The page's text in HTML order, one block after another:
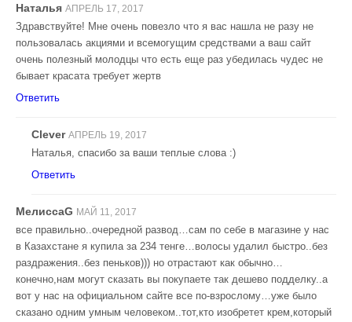
Наталья АПРЕЛЬ 17, 2017
Здравствуйте! Мне очень повезло что я вас нашла не разу не
пользовалась акциями и всемогущим средствами а ваш сайт
очень полезный молодцы что есть еще раз убедилась чудес не
бывает красата требует жертв
Ответить
Clever АПРЕЛЬ 19, 2017
Наталья, спасибо за ваши теплые слова :)
Ответить
МелиссаG МАЙ 11, 2017
все правильно..очередной развод…сам по себе в магазине у нас
в Казахстане я купила за 234 тенге…волосы удалил быстро..без
раздражения..без пеньков))) но отрастают как обычно…
конечно,нам могут сказать вы покупаете так дешево подделку..а
вот у нас на официальном сайте все по-взрослому…уже было
сказано одним умным человеком..тот,кто изобретет крем,который